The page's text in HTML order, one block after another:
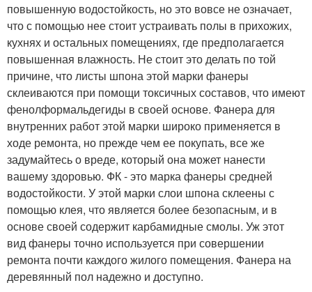
повышенную водостойкость, но это вовсе не означает,
что с помощью нее стоит устраивать полы в прихожих,
кухнях и остальных помещениях, где предполагается
повышенная влажность. Не стоит это делать по той
причине, что листы шпона этой марки фанеры
склеиваются при помощи токсичных составов, что имеют
фенолформальдегиды в своей основе. Фанера для
внутренних работ этой марки широко применяется в
ходе ремонта, но прежде чем ее покупать, все же
задумайтесь о вреде, который она может нанести
вашему здоровью. ФК - это марка фанеры средней
водостойкости. У этой марки слои шпона склеены с
помощью клея, что является более безопасным, и в
основе своей содержит карбамидные смолы. Уж этот
вид фанеры точно используется при совершении
ремонта почти каждого жилого помещения. Фанера на
деревянный пол надежно и доступно.